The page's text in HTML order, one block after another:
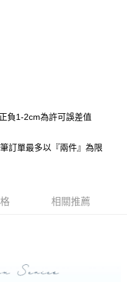
」的支付方式。 讓您購物簡單
儲值。
結帳。
，將跳轉至「AFTEE先享後付」
可完成結帳。
訊。
訊中的連結，可透過四大超商／
視為交易完成。
，但若您需要取消訂單，請聯絡
support/home
址：
費
負1-2cm為許可誤差值
訂單最多以『兩件』為限
相關推薦